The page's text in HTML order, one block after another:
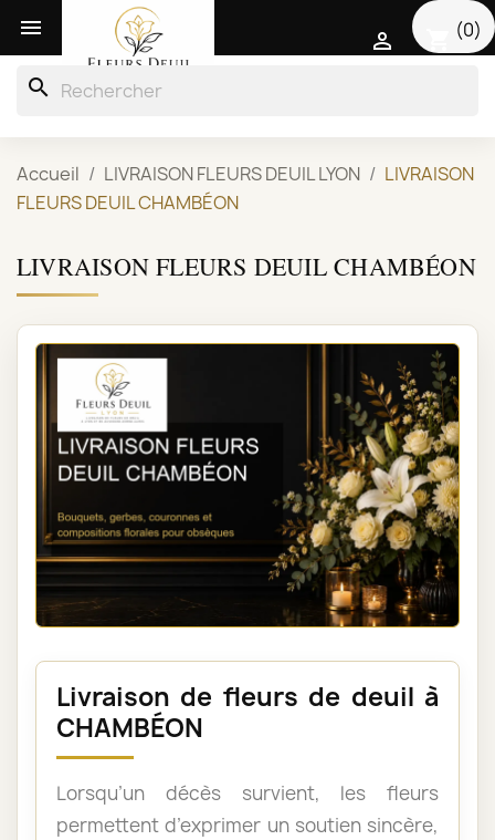
 (0)

search
Accueil LIVRAISON FLEURS DEUIL LYON
LIVRAISON
FLEURS DEUIL CHAMBÉON
LIVRAISON FLEURS DEUIL CHAMBÉON
Livraison de fleurs de deuil à
CHAMBÉON
Lorsqu’un décès survient, les fleurs
permettent d’exprimer un soutien sincère,